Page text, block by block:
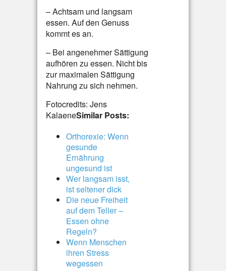
– Achtsam und langsam
essen. Auf den Genuss
kommt es an.
– Bei angenehmer Sättigung
aufhören zu essen. Nicht bis
zur maximalen Sättigung
Nahrung zu sich nehmen.
Fotocredits: Jens
KalaeneSimilar Posts:
Orthorexie: Wenn
gesunde
Ernährung
ungesund ist
Wer langsam isst,
ist seltener dick
Die neue Freiheit
auf dem Teller –
Essen ohne
Regeln?
Wenn Menschen
ihren Stress
wegessen